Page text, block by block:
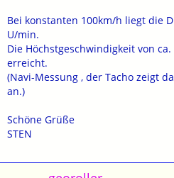
Bei konstanten 100km/h liegt die
U/min.
Die Höchstgeschwindigkeit von
erreicht.
(Navi-Messung , der Tacho zeigt
an.)
Schöne Grüße
STEN